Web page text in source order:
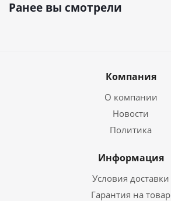
Ранее вы смотрели
Компания
О компании
Новости
Политика
Информация
Условия доставки
Гарантия на товар